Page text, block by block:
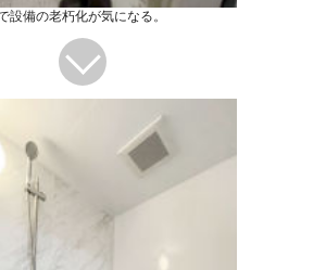
設備の老朽化が気になる。